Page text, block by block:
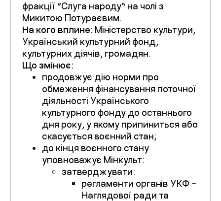
фракції “Слуга народу” на чолі з
Микитою Потураєвим.
На кого вплине: Міністерство культури,
Український культурний фонд,
культурних діячів, громадян.
Що змінює:
продовжує дію норми про
обмеження фінансування поточної
діяльності Українського
культурного фонду до останнього
дня року, у якому припиниться або
скасується воєнний стан;
до кінця воєнного стану
уповноважує Мінкульт:
затверджувати:
регламенти органів УКФ –
Наглядової ради та